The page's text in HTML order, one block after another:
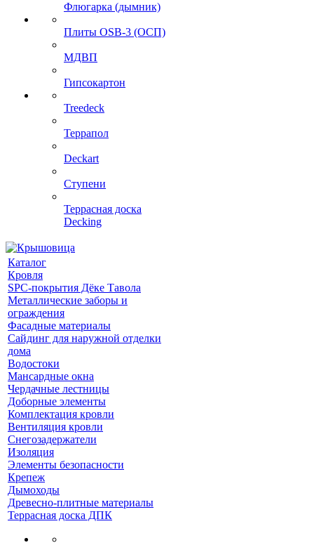
Флюгарка (дымник)
Плиты OSB-3 (ОСП)
МДВП
Гипсокартон
Treedeck
Террапол
Deckart
Ступени
Террасная доска
Decking
Каталог
Кровля
SPC-покрытия Дёке Тавола
Металлические заборы и
ограждения
Фасадные материалы
Сайдинг для наружной отделки
дома
Водостоки
Мансардные окна
Чердачные лестницы
Доборные элементы
Комплектация кровли
Вентиляция кровли
Снегозадержатели
Изоляция
Элементы безопасности
Крепеж
Дымоходы
Древесно-плитные материалы
Террасная доска ДПК